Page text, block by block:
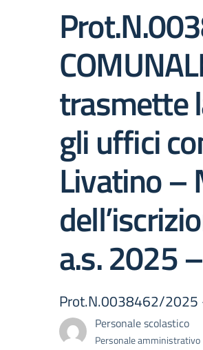
trasmette
gli uffici
Livatino –
a.s. 2025
Prot.N.0038462/2025 -
Personale scolastico
Personale amministrativo